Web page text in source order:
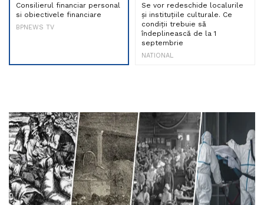
Consilierul financiar personal
si obiectivele financiare
BPNEWS TV
Se vor redeschide localurile
și instituțiile culturale. Ce
condiții trebuie să
îndeplinească de la 1
septembrie
NATIONAL